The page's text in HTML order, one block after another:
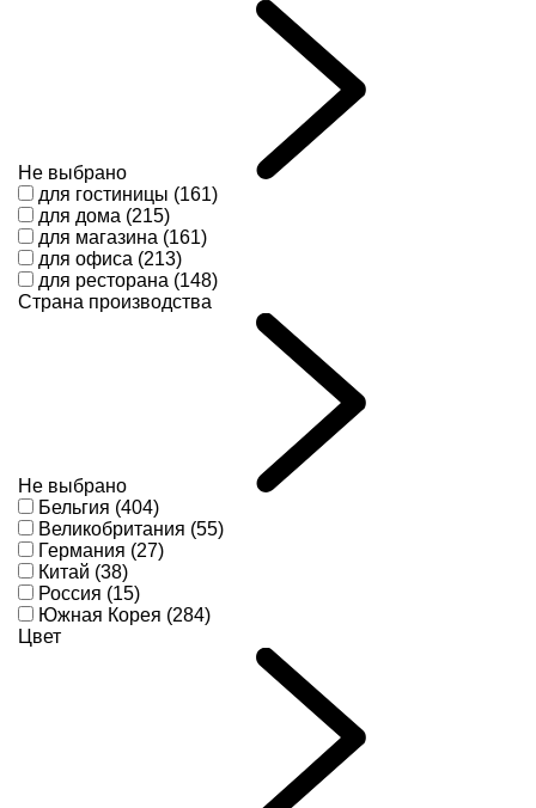
Не выбрано
для гостиницы (161)
для дома (215)
для магазина (161)
для офиса (213)
для ресторана (148)
Страна производства
Не выбрано
Бельгия (404)
Великобритания (55)
Германия (27)
Китай (38)
Россия (15)
Южная Корея (284)
Цвет